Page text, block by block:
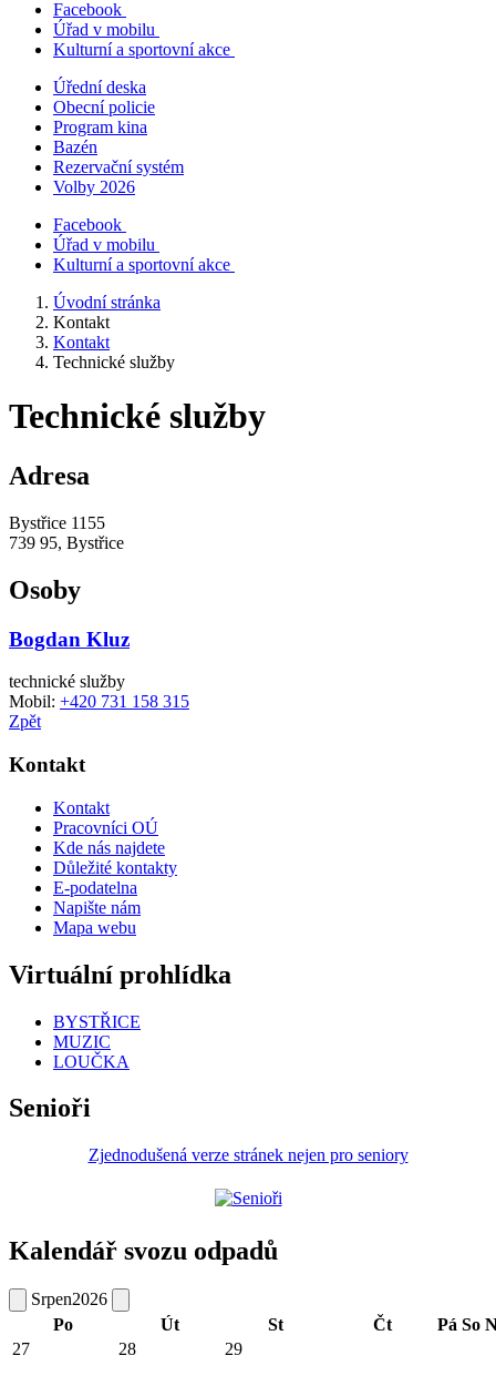
Facebook
Úřad v mobilu
Kulturní a sportovní akce
Úřední deska
Obecní policie
Program kina
Bazén
Rezervační systém
Volby 2026
Facebook
Úřad v mobilu
Kulturní a sportovní akce
Úvodní stránka
Kontakt
Kontakt
Technické služby
Technické služby
Adresa
Bystřice 1155
739 95, Bystřice
Osoby
Bogdan Kluz
technické služby
Mobil: +420 731 158 315
Zpět
Kontakt
Kontakt
Pracovníci OÚ
Kde nás najdete
Důležité kontakty
E-podatelna
Napište nám
Mapa webu
Virtuální prohlídka
BYSTŘICE
MUZIC
LOUČKA
Senioři
Zjednodušená verze stránek nejen pro seniory
Kalendář svozu odpadů
Srpen2026
Po
Út St Čt Pá So
27
28
29